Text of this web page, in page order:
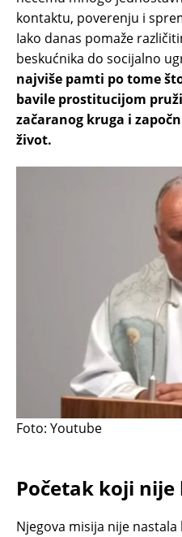
kontaktu, poverenju i
Iako danas pomaže
beskućnika do socijalno
najviše pamti po tome
bavile prostitucijom
začaranog kruga i
život.
Foto: Youtube
Početak koji
Njegova misija nije